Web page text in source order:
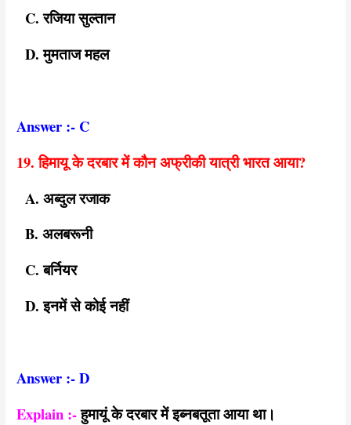
C. रजिया सुल्तान
D. मुमताज महल
Answer :- C
19. हिमायू के दरबार में कौन अफ्रीकी यात्री भारत आया?
A. अब्दुल रजाक
B. अलबरूनी
C. बर्नियर
D. इनमें से कोई नहीं
Answer :- D
Explain :-हुमायूं के दरबार में इब्नबतूता आया था।